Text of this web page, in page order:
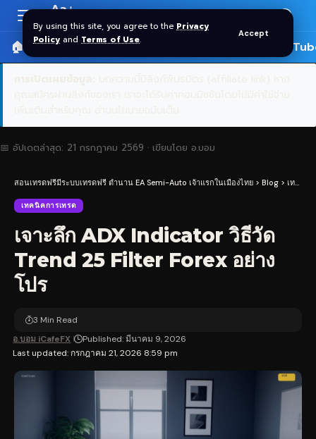
By using this site, you agree to the Privacy
Policy and Terms of Use.
Accept
Resizer
Aa
🏠 หน้าแรก ราคาทอง SPDR 🎬
📅 อัปเดตล่าสุด: 21 กรกฎาคม 2569 · เขียนโดย อ.บอม
สอนเทรดฟรีมีระบบเทรดฟรี ตำนาน EA Semi-Auto เจ้าแรกในเมืองไทย > Blog > เทคนิคการเทรด
เทคนิคการเทรด
เจาะลึก ADX Indicator วิธีวัด
Trend 25 Filter Forex อย่าง
โปร
Last updated: กรกฎาคม 21, 2026 8:59 pm
อ.บอม iCafeFX Published: มีนาคม 9, 2026
3 Min Read